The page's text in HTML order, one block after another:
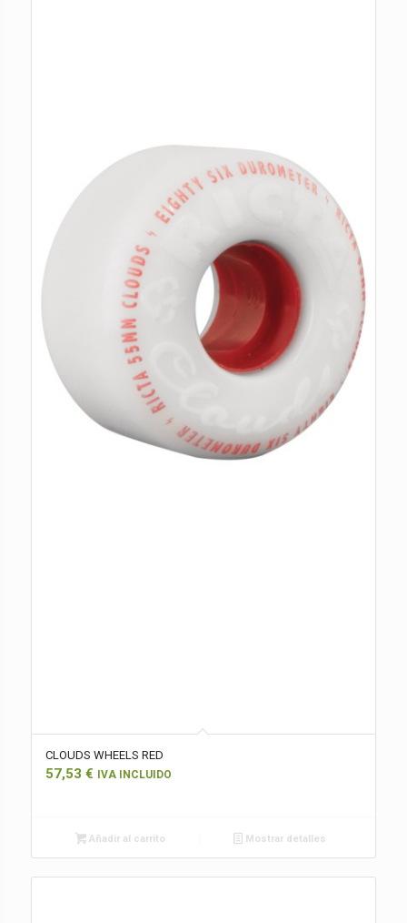
CLOUDS WHEELS RED
57,53 € IVA INCLUIDO
Añadir al carrito Mostrar detalles